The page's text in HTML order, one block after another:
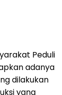
Peduli
adanya
dilakukan
yang